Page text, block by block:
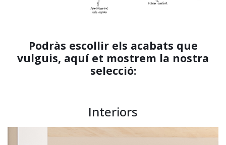
Podràs escollir els acabats que
vulguis, aquí et mostrem la nostra
selecció:
Interiors